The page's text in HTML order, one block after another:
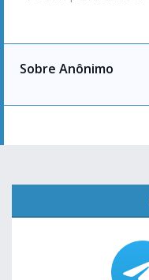
Sobre Anônimo